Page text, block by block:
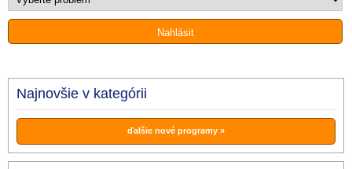
Najnovšie v kategórii
ďalšie nové programy »